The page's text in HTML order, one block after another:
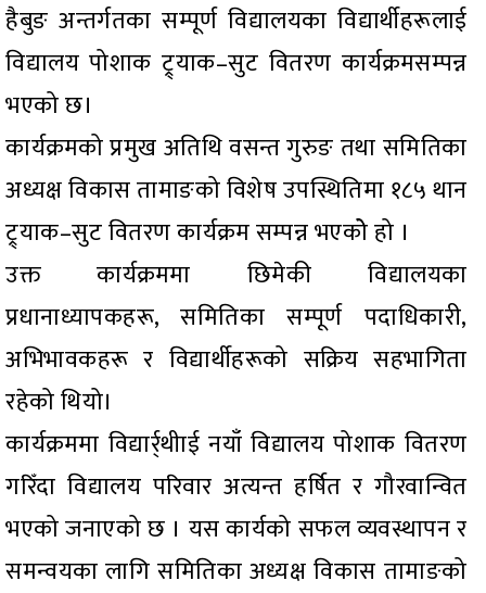
हैबुङ अन्तर्गतका सम्पूर्ण विद्यालयका विद्यार्थीहरूलाई
विद्यालय पोशाक ट्र्याक–सुट वितरण कार्यक्रमसम्पन्न
भएको छ।
कार्यक्रमको प्रमुख अतिथि वसन्त गुरुङ तथा समितिका
अध्यक्ष विकास तामाङको विशेष उपस्थितिमा १८५ थान
ट्र्याक–सुट वितरण कार्यक्रम सम्पन्न भएकोे हो ।
उक्त कार्यक्रममा छिमेकी विद्यालयका
प्रधानाध्यापकहरू, समितिका सम्पूर्ण पदाधिकारी,
अभिभावकहरू र विद्यार्थीहरूको सक्रिय सहभागिता
रहेको थियो।
कार्यक्रममा विद्यार्र्थीाई नयाँ विद्यालय पोशाक वितरण
गरिँदा विद्यालय परिवार अत्यन्त हर्षित र गौरवान्वित
भएको जनाएको छ । यस कार्यको सफल व्यवस्थापन र
समन्वयका लागि समितिका अध्यक्ष विकास तामाङको